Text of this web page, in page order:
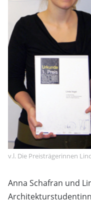
v.l. Die Preisträgerinnen
Anna Schafran und